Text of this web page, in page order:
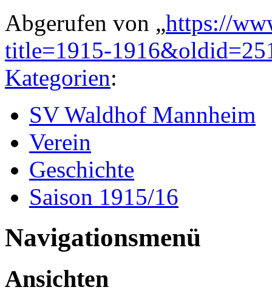
Abgerufen von „https://
title=1915-
Kategorien:
SV Waldhof Mannheim
Verein
Geschichte
Saison 1915/16
Navigationsmenü
Ansichten